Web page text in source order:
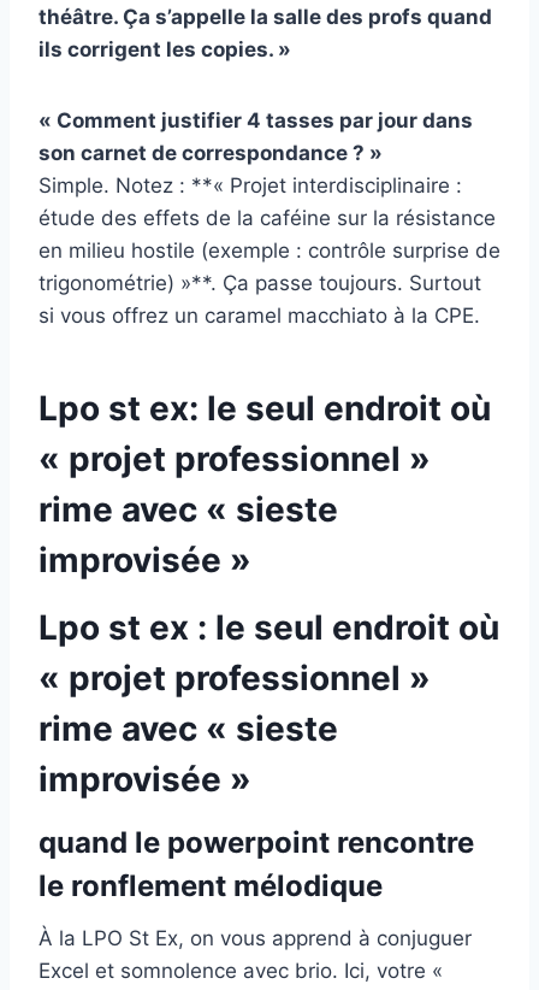
théâtre. Ça s’appelle la salle des profs quand
ils corrigent les copies. »
« Comment justifier 4 tasses par jour dans
son carnet de correspondance ? »
Simple. Notez : **« Projet interdisciplinaire :
étude des effets de la caféine sur la résistance
en milieu hostile (exemple : contrôle surprise de
trigonométrie) »**. Ça passe toujours. Surtout
si vous offrez un caramel macchiato à la CPE.
Lpo st ex: le seul endroit où
« projet professionnel »
rime avec « sieste
improvisée »
Lpo st ex : le seul endroit où
« projet professionnel »
rime avec « sieste
improvisée »
quand le powerpoint rencontre
le ronflement mélodique
À la LPO St Ex, on vous apprend à conjuguer
Excel et somnolence avec brio. Ici, votre «